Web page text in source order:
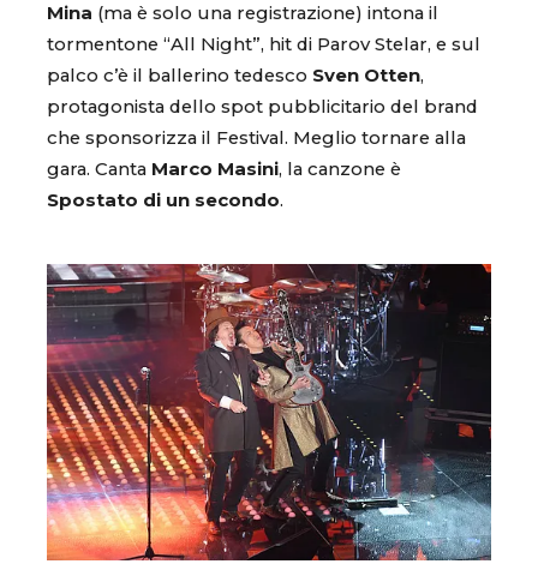
Mina (ma è solo una registrazione) intona il
tormentone “All Night”, hit di Parov Stelar, e sul
palco c’è il ballerino tedesco Sven Otten,
protagonista dello spot pubblicitario del brand
che sponsorizza il Festival. Meglio tornare alla
gara. Canta Marco Masini, la canzone è
Spostato di un secondo.